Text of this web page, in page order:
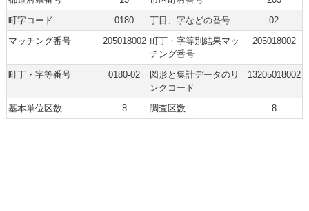
町字コード
0180 丁目、字などの番号
02
マッチング番号
205018002 町丁・字等別結果マッ
チング番号
205018002
町丁・字等番号 0180-02
図形と集計データのリ
ンクコード
13205018002
基本単位区数 8 調査区数 8